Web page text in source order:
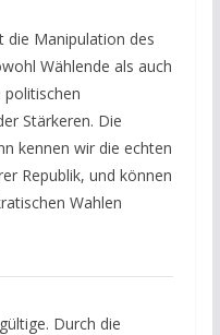
die Manipulation des
Wählende als auch
politischen
Stärkeren. Die
kennen wir die echten
Republik, und können
Wahlen
Durch die